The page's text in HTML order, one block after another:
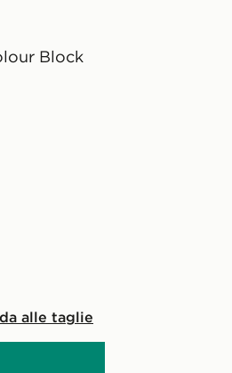
Block
alle taglie